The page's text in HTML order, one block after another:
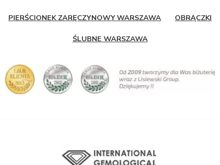
PIERŚCIONEK ZARĘCZYNOWY WARSZAWA OBRĄCZKI
ŚLUBNE WARSZAWA